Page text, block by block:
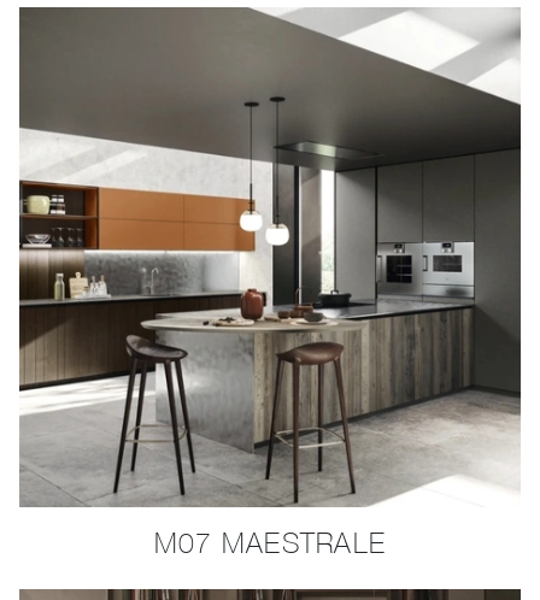
M07 MAESTRALE